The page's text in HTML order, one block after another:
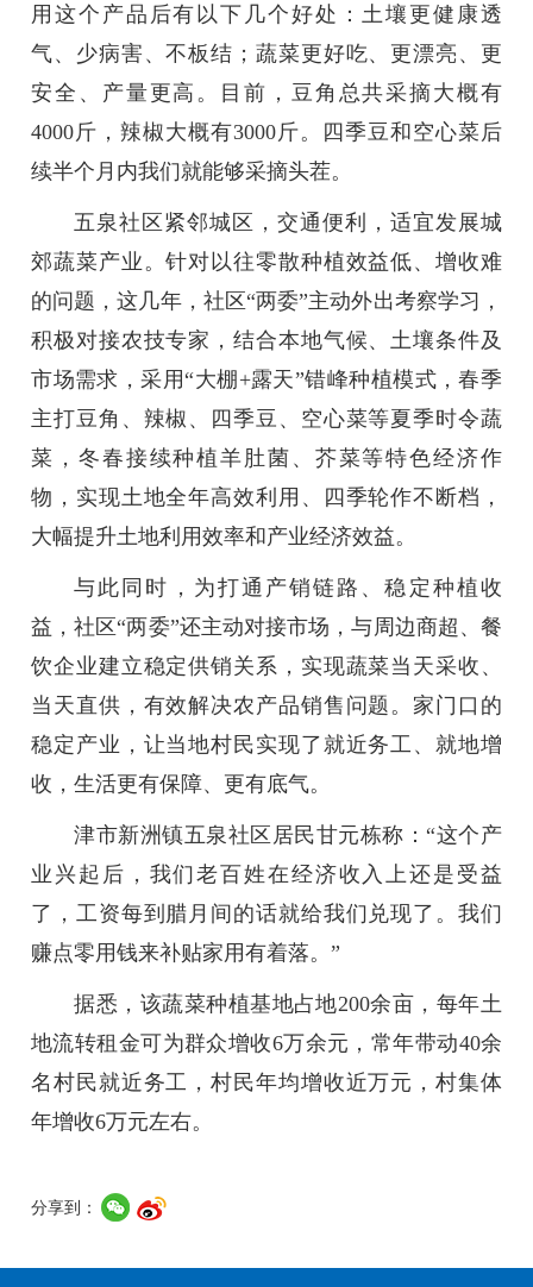
用这个产品后有以下几个好处：土壤更健康透
气、少病害、不板结；蔬菜更好吃、更漂亮、更
安全、产量更高。目前，豆角总共采摘大概有
4000斤，辣椒大概有3000斤。四季豆和空心菜后
续半个月内我们就能够采摘头茬。
五泉社区紧邻城区，交通便利，适宜发展城
郊蔬菜产业。针对以往零散种植效益低、增收难
的问题，这几年，社区“两委”主动外出考察学习，
积极对接农技专家，结合本地气候、土壤条件及
市场需求，采用“大棚+露天”错峰种植模式，春季
主打豆角、辣椒、四季豆、空心菜等夏季时令蔬
菜，冬春接续种植羊肚菌、芥菜等特色经济作
物，实现土地全年高效利用、四季轮作不断档，
大幅提升土地利用效率和产业经济效益。
与此同时，为打通产销链路、稳定种植收
益，社区“两委”还主动对接市场，与周边商超、餐
饮企业建立稳定供销关系，实现蔬菜当天采收、
当天直供，有效解决农产品销售问题。家门口的
稳定产业，让当地村民实现了就近务工、就地增
收，生活更有保障、更有底气。
津市新洲镇五泉社区居民甘元栋称： “这个产
业兴起后，我们老百姓在经济收入上还是受益
了，工资每到腊月间的话就给我们兑现了。我们
赚点零用钱来补贴家用有着落。”
据悉，该蔬菜种植基地占地200余亩，每年土
地流转租金可为群众增收6万余元，常年带动40余
名村民就近务工，村民年均增收近万元，村集体
年增收6万元左右。
分享到：